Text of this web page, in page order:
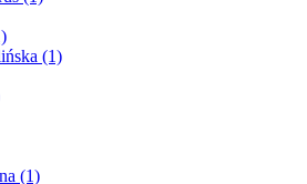
(1)
(1)